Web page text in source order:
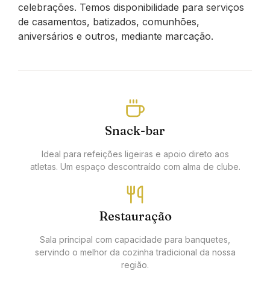
celebrações. Temos disponibilidade para serviços
de casamentos, batizados, comunhões,
aniversários e outros, mediante marcação.
Snack-bar
Ideal para refeições ligeiras e apoio direto aos
atletas. Um espaço descontraído com alma de clube.
Restauração
Sala principal com capacidade para banquetes,
servindo o melhor da cozinha tradicional da nossa
região.